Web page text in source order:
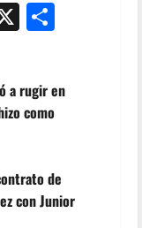
X
a rugir en
como
de
con Junior